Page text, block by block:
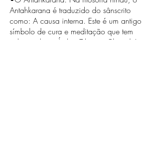
Antahkarana é traduzido do sânscrito
como: A causa interna. Este é um antigo
símbolo de cura e meditação que tem
sido usado na Índia, Tibete e China há